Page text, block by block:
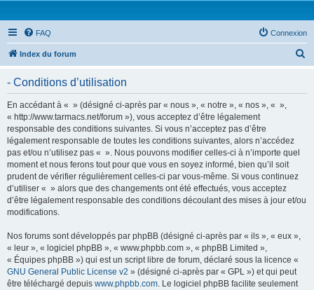
FAQ Connexion
Index du forum
- Conditions d’utilisation
En accédant à « » (désigné ci-après par « nous », « notre », « nos », « »,
« http://www.tarmacs.net/forum »), vous acceptez d’être légalement
responsable des conditions suivantes. Si vous n’acceptez pas d’être
légalement responsable de toutes les conditions suivantes, alors n’accédez
pas et/ou n’utilisez pas « ». Nous pouvons modifier celles-ci à n’importe quel
moment et nous ferons tout pour que vous en soyez informé, bien qu’il soit
prudent de vérifier régulièrement celles-ci par vous-même. Si vous continuez
d’utiliser « » alors que des changements ont été effectués, vous acceptez
d’être légalement responsable des conditions découlant des mises à jour et/ou
modifications.
Nos forums sont développés par phpBB (désigné ci-après par « ils », « eux »,
« leur », « logiciel phpBB », « www.phpbb.com », « phpBB Limited »,
« Équipes phpBB ») qui est un script libre de forum, déclaré sous la licence «
GNU General Public License v2 » (désigné ci-après par « GPL ») et qui peut
être téléchargé depuis www.phpbb.com. Le logiciel phpBB facilite seulement